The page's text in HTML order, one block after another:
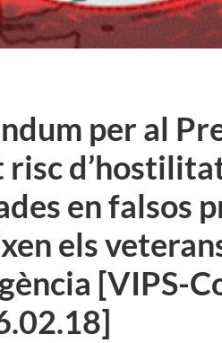
per al
en falsos
els
[VIPS-